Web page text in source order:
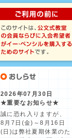
2026年07月30日
★重要なお知らせ★
誠に恐れ入りますが、
8月7日(金)～8月16日
(日)は弊社夏期休業のた